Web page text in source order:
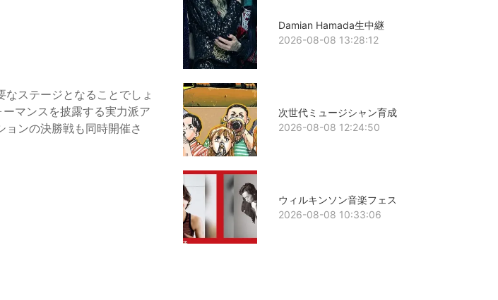
ステージとなることでしょ
マンスを披露する実力派ア
ンの決勝戦も同時開催さ
Damian Hamada生中継
2026-08-08 13:28:12
次世代ミュージシャン育成
2026-08-08 12:24:50
ウィルキンソン音楽フェス
2026-08-08 10:33:06